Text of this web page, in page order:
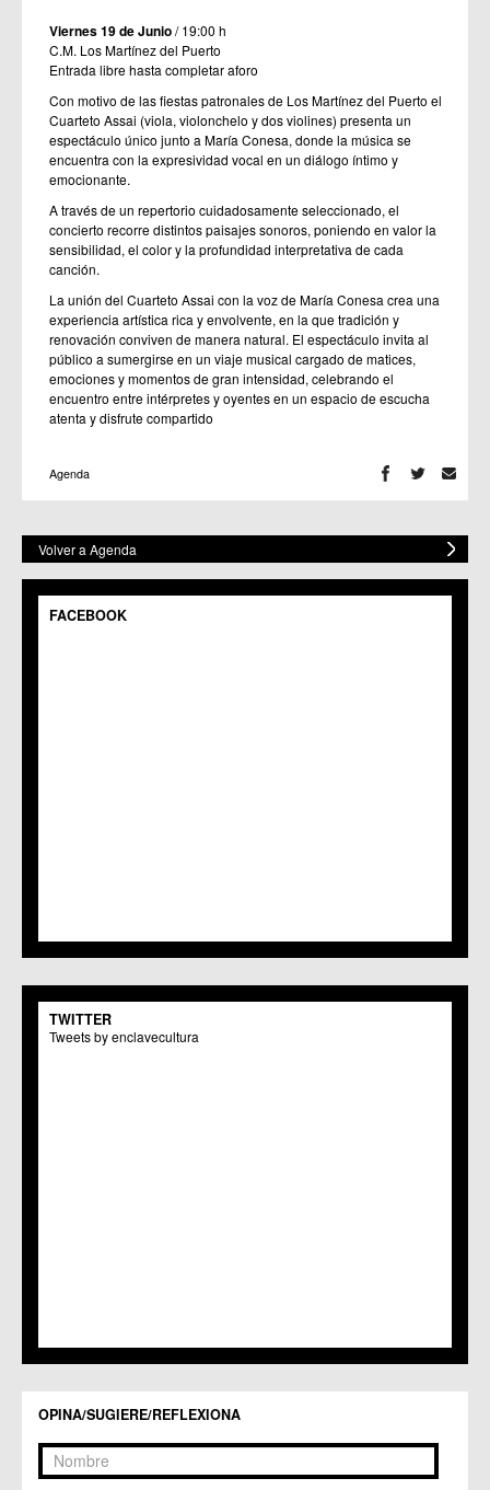
Viernes 19 de Junio/ 19:00 h
C.M. Los Martínez del Puerto
Entrada libre hasta completar aforo
Con motivo de las fiestas patronales de Los Martínez del Puerto el
Cuarteto Assai (viola, violonchelo y dos violines) presenta un
espectáculo único junto a María Conesa, donde la música se
encuentra con la expresividad vocal en un diálogo íntimo y
emocionante.
A través de un repertorio cuidadosamente seleccionado, el
concierto recorre distintos paisajes sonoros, poniendo en valor la
sensibilidad, el color y la profundidad interpretativa de cada
canción.
La unión del Cuarteto Assai con la voz de María Conesa crea una
experiencia artística rica y envolvente, en la que tradición y
renovación conviven de manera natural. El espectáculo invita al
público a sumergirse en un viaje musical cargado de matices,
emociones y momentos de gran intensidad, celebrando el
encuentro entre intérpretes y oyentes en un espacio de escucha
atenta y disfrute compartido
Agenda
Volver a Agenda
FACEBOOK
TWITTER
Tweets by enclavecultura
OPINA/SUGIERE/REFLEXIONA